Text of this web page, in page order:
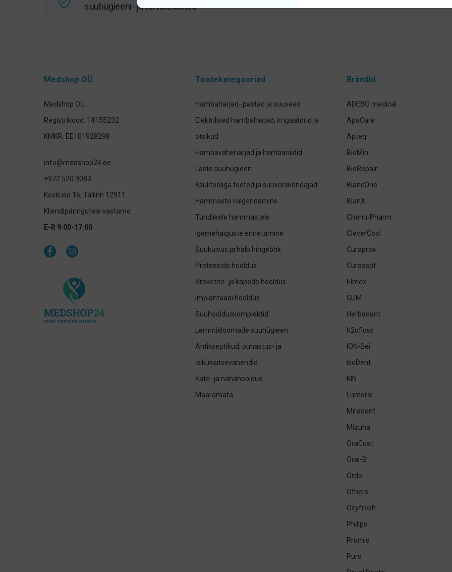
suuhügieeni- ja tervisetooted
Medshop OÜ
Medshop OÜ
Registrikood: 14155232
KMKR: EE101928298
info@medshop24.ee
+372 520 9083
Keskuse 16, Tallinn 12911
Kliendipäringutele vastame:
E-R 9:00-17:00
Tootekategooriad
Hambaharjad- pastad ja suuveed
Elektrilised hambaharjad, irrigaatorid ja
otsikud
Hambavaheharjad ja hambaniidid
Laste suuhügieen
Ksülitooliga tooted ja suuvärskendajad
Hammaste valgendamine
Tundlikele hammastele
Igemehaiguste ennetamine
Suukuivus ja halb hingeõhk
Proteeside hooldus
Breketite- ja kapede hooldus
Implantaadi hooldus
Suuhoolduskomplektid
Lemmikloomade suuhügieen
Antikseptikud, puhastus- ja
isikukaitsevahendid
Käte- ja nahahooldus
Määramata
Brändid
ADEBO medical
ApaCare
Apteq
BioMin
BioRepair
BlancOne
BlanX
Chemi-Pharm
CleverCool
Curaprox
Curasept
Elmex
GUM
Herbadent
h2ofloss
ION-Sei
IsoDent
KIN
Lumoral.
Miradent
Mizuha
OraCoat
Oral-B
Ordo
Others
Oxyfresh
Philips
Promis
Puro